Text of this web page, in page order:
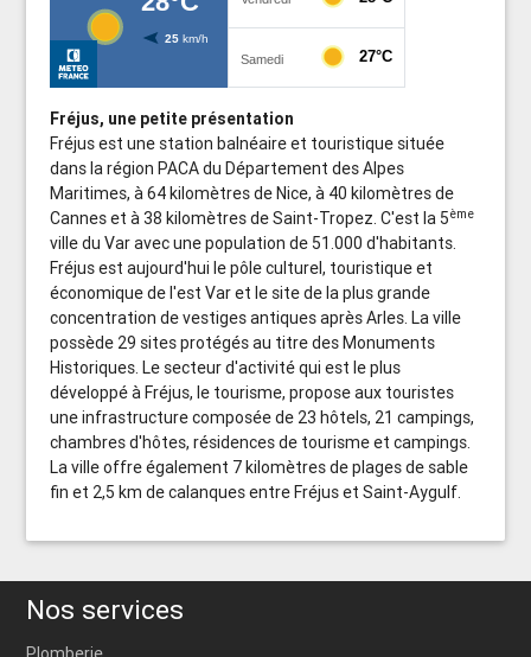
Fréjus, une petite présentation
Fréjus est une station balnéaire et touristique située
dans la région PACA du Département des Alpes
Maritimes, à 64 kilomètres de Nice, à 40 kilomètres de
Cannes et à 38 kilomètres de Saint-Tropez. C'est la 5ème
ville du Var avec une population de 51.000 d'habitants.
Fréjus est aujourd'hui le pôle culturel, touristique et
économique de l'est Var et le site de la plus grande
concentration de vestiges antiques après Arles. La ville
possède 29 sites protégés au titre des Monuments
Historiques. Le secteur d'activité qui est le plus
développé à Fréjus, le tourisme, propose aux touristes
une infrastructure composée de 23 hôtels, 21 campings,
chambres d'hôtes, résidences de tourisme et campings.
La ville offre également 7 kilomètres de plages de sable
fin et 2,5 km de calanques entre Fréjus et Saint-Aygulf.
Nos services